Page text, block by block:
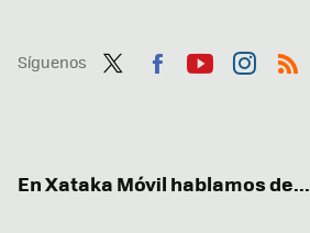
Síguenos
En Xataka Móvil hablamos de...